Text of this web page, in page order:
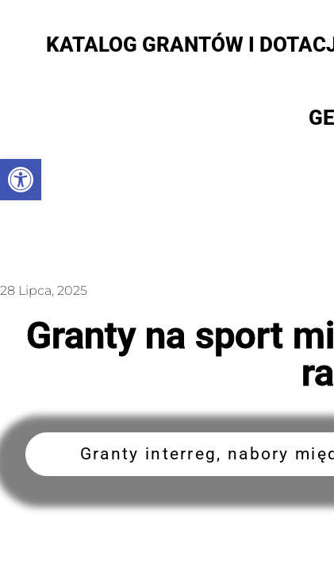
Otwórz pasek narzędzi
KATALOG GRANTÓW I
28 Lipca, 2025
Granty na sport
Granty interreg, nabory